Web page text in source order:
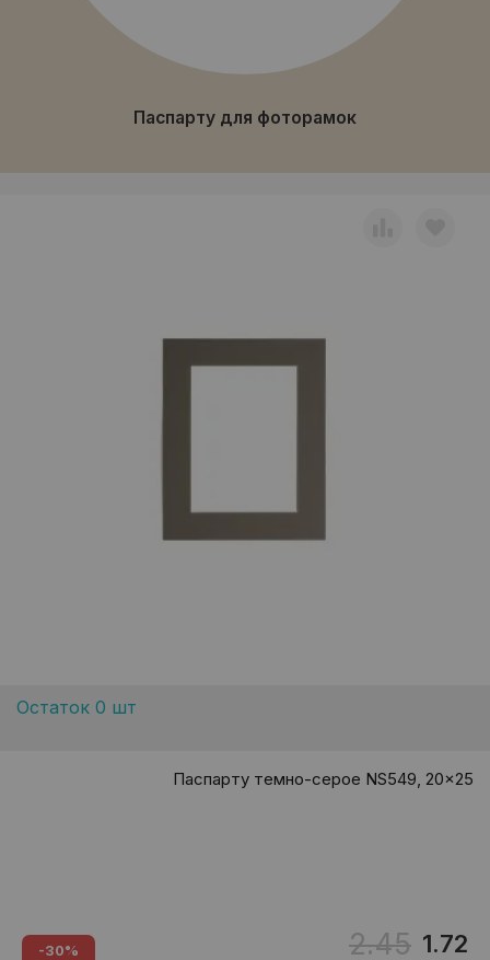
Паспарту для фоторамок
Остаток 0 шт
Паспарту темно-серое NS549, 20x25
-30% 2.45 1.72